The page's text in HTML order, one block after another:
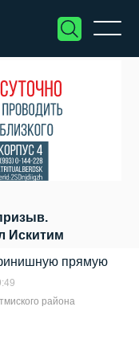
Искитим
прямую
района